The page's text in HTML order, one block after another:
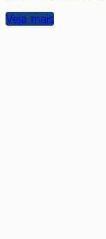
Veja mais